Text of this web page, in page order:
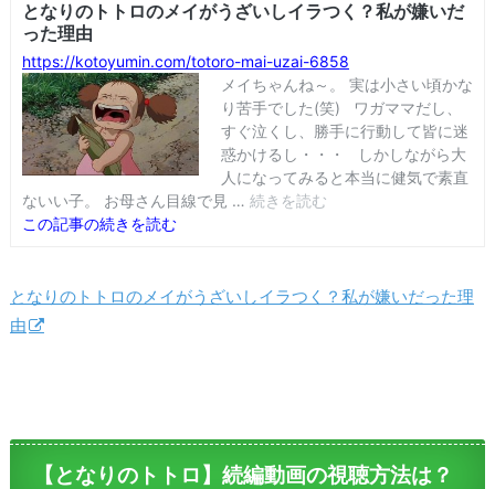
となりのトトロのメイがうざいしイラつく？私が嫌いだった理
由
【となりのトトロ】続編動画の視聴方法は？